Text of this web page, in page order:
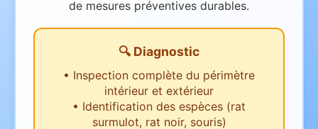
de mesures préventives durables.
🔍 Diagnostic
• Inspection complète du périmètre
intérieur et extérieur
• Identification des espèces (rat
surmulot, rat noir, souris)